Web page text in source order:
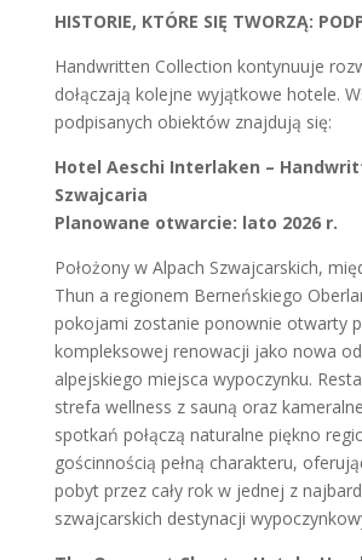
HISTORIE, KTÓRE SIĘ TWORZĄ:
Handwritten Collection kontynuuje
dołączają kolejne wyjątkowe hotele.
podpisanych obiektów znajdują się:
Hotel Aeschi Interlaken –
Szwajcaria
Planowane otwarcie: lato 2026 r.
Położony w Alpach Szwajcarskich,
Thun a regionem Berneńskiego
pokojami zostanie ponownie otwarty
kompleksowej renowacji jako nowa
alpejskiego miejsca wypoczynku.
strefa wellness z sauną oraz
spotkań połączą naturalne piękno
gościnnością pełną charakteru,
pobyt przez cały rok w jednej z
szwajcarskich destynacji